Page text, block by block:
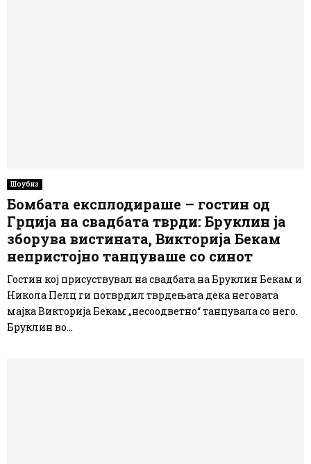
Шоубиз
Бомбата експлодираше – гостин од
Грција на свадбата тврди: Бруклин ја
зборува вистината, Викторија Бекам
непристојно танцуваше со синот
Гостин кој присуствувал на свадбата на Бруклин Бекам и
Никола Пелц ги потврдил тврдењата дека неговата
мајка Викторија Бекам „несоодветно“ танцувала со него.
Бруклин во...